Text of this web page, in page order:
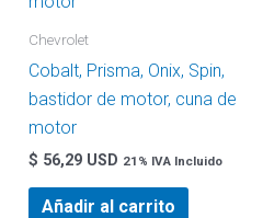
Chevrolet
Cobalt, Prisma, Onix, Spin,
bastidor de motor, cuna de
motor
$ 56,29 USD 21% IVA Incluido
Añadir al carrito